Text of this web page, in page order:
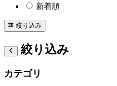
新着順
絞り込み
絞り込み
カテゴリ